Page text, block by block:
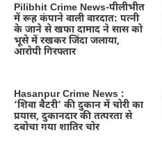
Pilibhit Crime News-पीलीभीत
में रूह कंपाने वाली वारदात: पत्नी
के जाने से खफा दामाद ने सास को
भूसे में रखकर जिंदा जलाया,
आरोपी गिरफ्तार
Hasanpur Crime News :
‘शिवा बैटरी’ की दुकान में चोरी का
प्रयास, दुकानदार की तत्परता से
दबोचा गया शातिर चोर